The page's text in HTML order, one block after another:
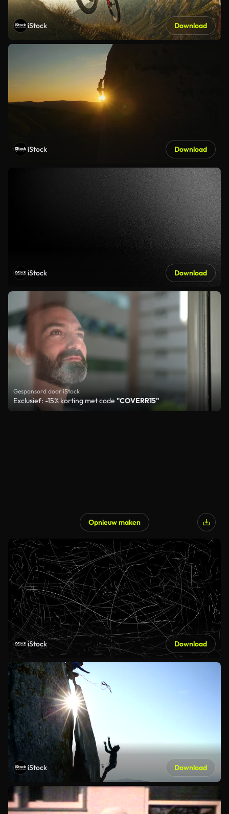
iStock Download
iStock Download
iStock Download
Gesponsord door iStock
Exclusief: -15% korting met code "COVERR15"
Opnieuw maken
iStock Download
iStock Download